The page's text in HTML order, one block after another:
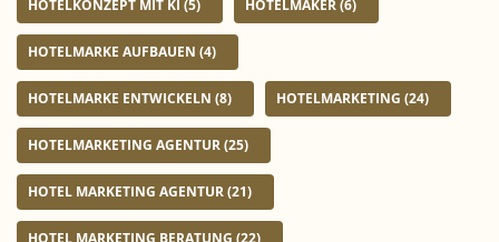
HOTELKONZEPT MIT KI (5) HOTELMAKER(6)
HOTELMARKE AUFBAUEN (4)
HOTELMARKE ENTWICKELN (8) HOTELMARKETING (24)
HOTELMARKETING AGENTUR(25)
HOTEL MARKETING AGENTUR(21)
HOTEL MARKETING BERATUNG (22)